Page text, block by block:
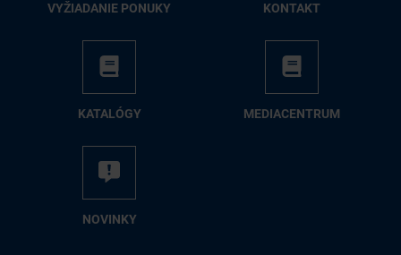
VY­ŽIA­DA­NIE PO­NU­KY KON­TAKT
KA­TA­LÓ­GY ME­DIA­CEN­TRUM
NO­VIN­KY